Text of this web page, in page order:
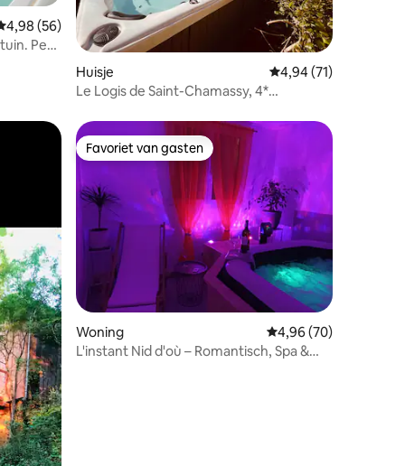
beoordeling van 4,98 op 5, 56 recensies
4,98 (56)
Per
Huisje Gemiddelde
4,94 (71)
Le Logis de Saint-Chamassy, 4*
Favoriet van gasten
Favoriet van gasten
Woning Gemiddelde
4,96 (70)
L'instant Nid d'où – Romantisch, Spa &